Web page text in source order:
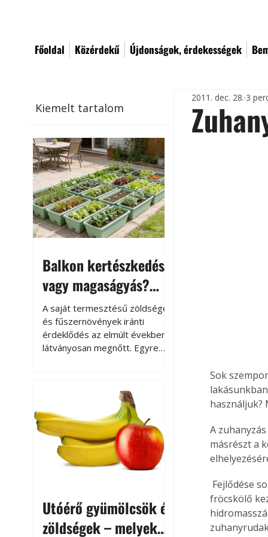
Főoldal Közérdekű Újdonságok, érdekességek
Kiemelt tartalom
Balkon kertészkedés
vagy magaságyás?
Helytakarékos
kertészkedés
A saját termesztésű zöldségek
és fűszernövények iránti
érdeklődés az elmúlt években
látványosan megnőtt. Egyre
kertészkedés sokak számára
kikapcsolódást és feltöltődést
is jelent.
Utóérő gyümölcsök és
zöldségek – melyek
2011. dec. 28. 3
Sok
használjuk?
A
másrészt a
fröcskölő